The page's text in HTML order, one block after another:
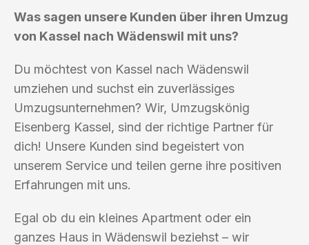
Was sagen unsere Kunden über ihren Umzug
von Kassel nach Wädenswil mit uns?
Du möchtest von Kassel nach Wädenswil
umziehen und suchst ein zuverlässiges
Umzugsunternehmen? Wir, Umzugskönig
Eisenberg Kassel, sind der richtige Partner für
dich! Unsere Kunden sind begeistert von
unserem Service und teilen gerne ihre positiven
Erfahrungen mit uns.
Egal ob du ein kleines Apartment oder ein
ganzes Haus in Wädenswil beziehst – wir